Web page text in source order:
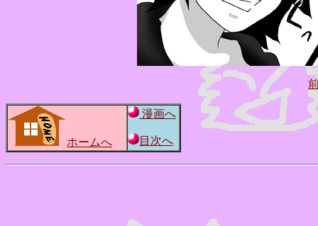
ホームへ
漫画へ
目次へ